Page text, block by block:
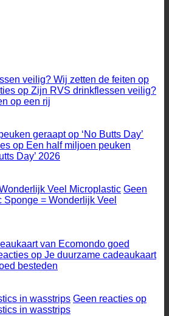
veilig? Wij zetten de feiten op
op Zijn RVS drinkflessen veilig?
op een rij
geraapt op ‘No Butts Day’
op Een half miljoen peuken
Day’ 2026
Veel Microplastic Geen
Sponge = Wonderlijk Veel
van Ecomondo goed
op Je duurzame cadeaukaart
besteden
in wasstrips Geen reacties op
in wasstrips